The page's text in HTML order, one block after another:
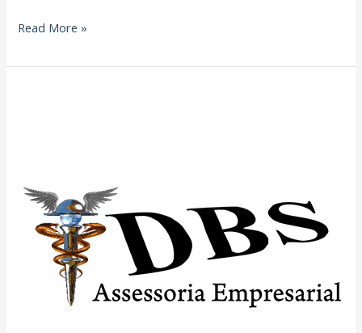
Read More »